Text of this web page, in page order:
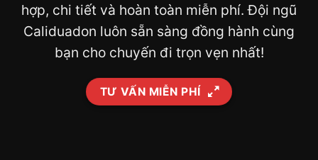
hợp, chi tiết và hoàn toàn miễn phí. Đội ngũ
Caliduadon luôn sẵn sàng đồng hành cùng
bạn cho chuyến đi trọn vẹn nhất!
TƯ VẤN MIỄN PHÍ